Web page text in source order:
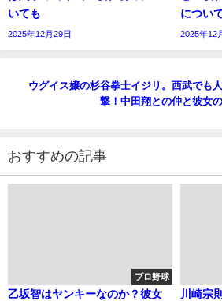
いても
2025年12月29日
につい
2025年12
ウグイス嬢の杉谷拳士イジリ。西武でも
撃！中田翔との仲と彼女の
おすすめの記事
プロ野球
乙坂智はヤンキーなのか？彼女
川崎宗